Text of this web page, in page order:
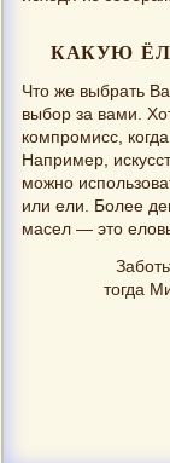
КАКУЮ
Что же выбрать
выбор за вами.
компромисс,
Например,
можно
или ели. Более
масел — это
тогда